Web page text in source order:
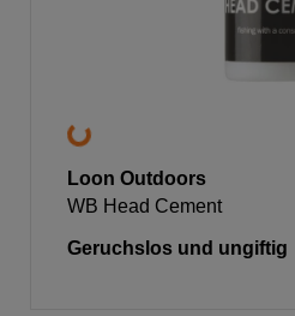
Loon Outdoors
WB Head Cement
Geruchslos und ungiftig